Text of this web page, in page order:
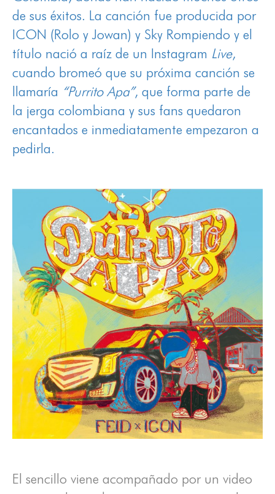
de sus éxitos. La canción fue producida por
ICON (Rolo y Jowan) y Sky Rompiendo y el
título nació a raíz de un Instagram Live,
cuando bromeó que su próxima canción se
llamaría “Purrito Apa”, que forma parte de
la jerga colombiana y sus fans quedaron
encantados e inmediatamente empezaron a
pedirla.
El sencillo viene acompañado por un video